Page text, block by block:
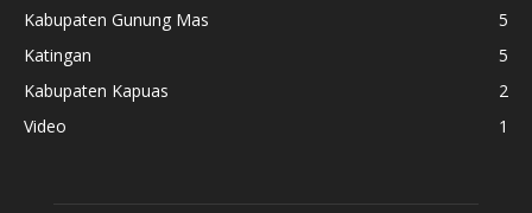
Kabupaten Gunung Mas
5
Katingan
5
Kabupaten Kapuas
2
Video
1